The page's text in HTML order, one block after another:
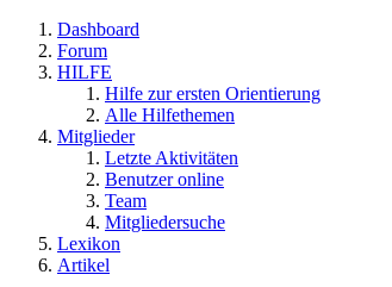
Dashboard
Forum
HILFE
Hilfe zur ersten Orientierung
Alle Hilfethemen
Mitglieder
Letzte Aktivitäten
Benutzer online
Team
Mitgliedersuche
Lexikon
Artikel